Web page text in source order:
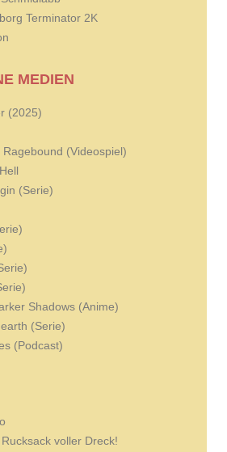
Terminator 2K
MEDIEN
(2025)
Ragebound (Videospiel)
(Serie)
Shadows (Anime)
(Serie)
(Podcast)
voller Dreck!